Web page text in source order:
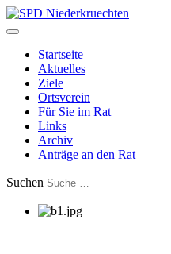
Startseite
Aktuelles
Ziele
Ortsverein
Für Sie im Rat
Links
Archiv
Anträge an den Rat
Suchen